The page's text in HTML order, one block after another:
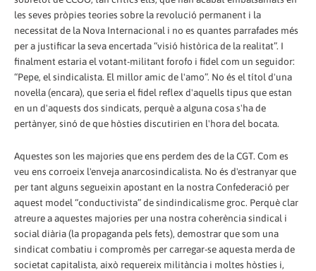
les seves pròpies teories sobre la revolució permanent i la
necessitat de la Nova Internacional i no es quantes parrafades més
per a justificar la seva encertada “visió històrica de la realitat”. I
finalment estaria el votant-militant forofo i fidel com un seguidor:
“Pepe, el sindicalista. El millor amic de l'amo”. No és el títol d'una
novel·la (encara), que seria el fidel reflex d'aquells tipus que estan
en un d'aquests dos sindicats, perquè a alguna cosa s'ha de
pertànyer, sinó de que hòsties discutirien en l'hora del bocata.
Aquestes son les majories que ens perdem des de la CGT. Com es
veu ens corroeix l'enveja anarcosindicalista. No és d'estranyar que
per tant alguns segueixin apostant en la nostra Confederació per
aquest model “conductivista” de sindindicalisme groc. Perquè clar
atreure a aquestes majories per una nostra coherència sindical i
social diària (la propaganda pels fets), demostrar que som una
sindicat combatiu i compromès per carregar-se aquesta merda de
societat capitalista, això requereix militància i moltes hòsties i,